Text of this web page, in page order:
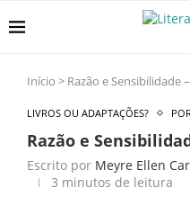
Início > Razão e Sensibilidade
LIVROS OU ADAPTAÇÕES?
Razão e
Escrito por Meyre Ellen
3 minutos de leitura